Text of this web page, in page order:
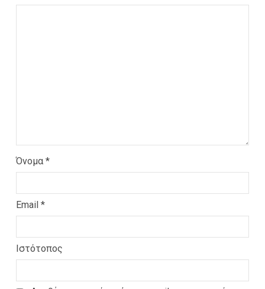
Όνομα *
Email *
Ιστότοπος